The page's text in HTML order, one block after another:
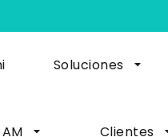
Soluciones
Clientes